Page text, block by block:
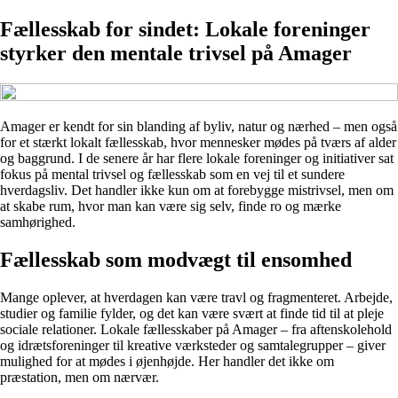
Fællesskab for sindet: Lokale foreninger
styrker den mentale trivsel på Amager
Amager er kendt for sin blanding af byliv, natur og nærhed – men også
for et stærkt lokalt fællesskab, hvor mennesker mødes på tværs af alder
og baggrund. I de senere år har flere lokale foreninger og initiativer sat
fokus på mental trivsel og fællesskab som en vej til et sundere
hverdagsliv. Det handler ikke kun om at forebygge mistrivsel, men om
at skabe rum, hvor man kan være sig selv, finde ro og mærke
samhørighed.
Fællesskab som modvægt til ensomhed
Mange oplever, at hverdagen kan være travl og fragmenteret. Arbejde,
studier og familie fylder, og det kan være svært at finde tid til at pleje
sociale relationer. Lokale fællesskaber på Amager – fra aftenskolehold
og idrætsforeninger til kreative værksteder og samtalegrupper – giver
mulighed for at mødes i øjenhøjde. Her handler det ikke om
præstation, men om nærvær.